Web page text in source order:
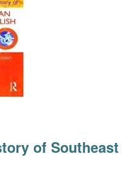
of Southeast